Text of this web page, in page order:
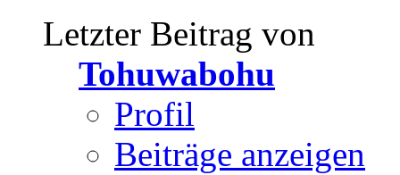
Letzter Beitrag von
Tohuwabohu
Profil
Beiträge anzeigen